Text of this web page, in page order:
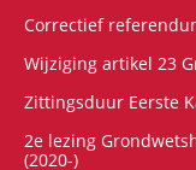
Correctief
Wijziging artikel 23
Zittingsduur Eerste
2e lezing
(2020-)